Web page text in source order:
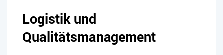
Logistik und
Qualitätsmanagement